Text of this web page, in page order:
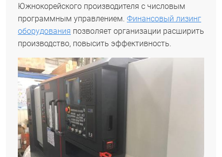
Южнокорейского производителя с числовым
программным управлением. Финансовый лизинг
оборудования позволяет организации расширить
производство, повысить эффективность.